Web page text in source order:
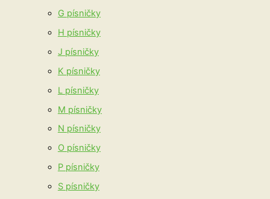
G písničky
H písničky
J písničky
K písničky
L písničky
M písničky
N písničky
O písničky
P písničky
S písničky